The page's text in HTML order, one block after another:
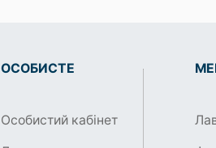
ОСОБИСТЕ
Особистий кабінет